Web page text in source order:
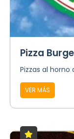
Pizza
Pizzas al
VER MÁS